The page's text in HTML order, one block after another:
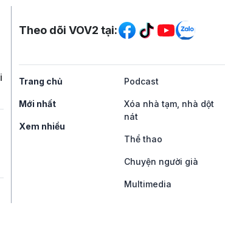
Mạng xã hội
Theo dõi VOV2 tại:
Trang chủ
Mới nhất
Xem nhiều
Podcast
Xóa nhà tạm, nhà dột
nát
Thể thao
Chuyện người già
Multimedia